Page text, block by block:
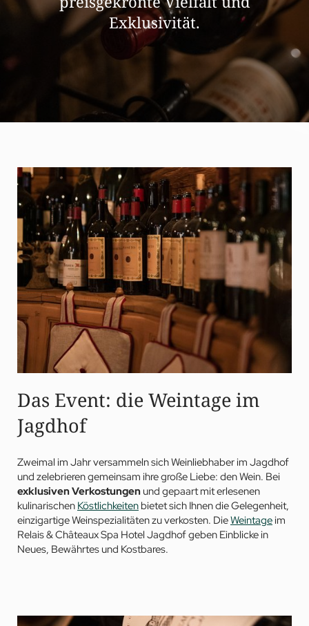
Exklusivität.
Das Event: die Weintage im
Jagdhof
Zweimal im Jahr versammeln sich Weinliebhaber im Jagdhof
und zelebrieren gemeinsam ihre große Liebe: den Wein. Bei
exklusiven Verkostungen und gepaart mit erlesenen
kulinarischen Köstlichkeiten bietet sich Ihnen die Gelegenheit,
einzigartige Weinspezialitäten zu verkosten. DieWeintageim
Relais & Châteaux Spa Hotel Jagdhof geben Einblicke in
Neues, Bewährtes und Kostbares.